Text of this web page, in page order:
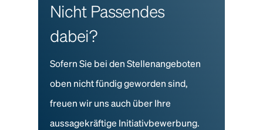
Nicht Passendes
dabei?
Sofern Sie bei den Stellenangeboten
oben nicht fündig geworden sind,
freuen wir uns auch über Ihre
aussagekräftige Initiativbewerbung.